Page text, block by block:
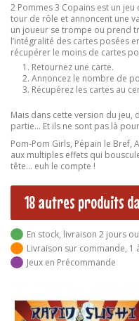
2 Pommes 3 Copains est un jeu
tour de rôle et annoncent une
un joueur se trompe ou prend
l’intégralité des cartes posées
récupérer le moins de cartes
Retournez une carte.
Annoncez le nombre de
Récupérez les cartes au
Mais dans cette version du jeu,
partie... Et ils ne sont pas là
Pom-Pom Girls, Pépain le Bref,
aux multiples effets qui
tête... euh le compte !
18 autres produits
En stock, livraison 2 jours
Livraison sur commande, 1
Jeux en Précommande
RUPTURE DE STOCK